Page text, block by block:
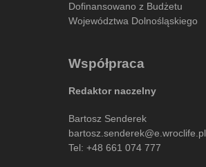
Dofinansowano z Budżetu
Województwa Dolnośląskiego
Współpraca
Redaktor naczelny
Bartosz Senderek
bartosz.senderek@e.wroclife.pl
Tel: +48 661 074 777